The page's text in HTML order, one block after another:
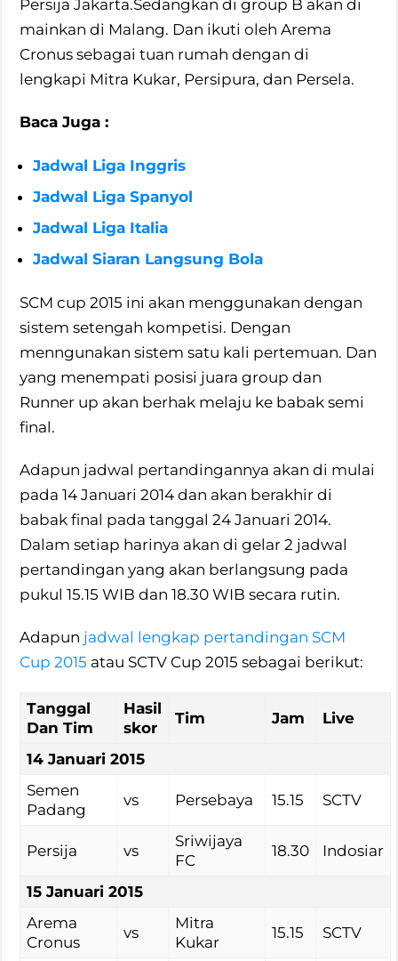
Persija Jakarta.Sedangkan di group B akan di
mainkan di Malang. Dan ikuti oleh Arema
Cronus sebagai tuan rumah dengan di
lengkapi Mitra Kukar, Persipura, dan Persela.
Baca Juga :
Jadwal Liga Inggris
Jadwal Liga Spanyol
Jadwal Liga Italia
Jadwal Siaran Langsung Bola
SCM cup 2015 ini akan menggunakan dengan
sistem setengah kompetisi. Dengan
menngunakan sistem satu kali pertemuan. Dan
yang menempati posisi juara group dan
Runner up akan berhak melaju ke babak semi
final.
Adapun jadwal pertandingannya akan di mulai
pada 14 Januari 2014 dan akan berakhir di
babak final pada tanggal 24 Januari 2014.
Dalam setiap harinya akan di gelar 2 jadwal
pertandingan yang akan berlangsung pada
pukul 15.15 WIB dan 18.30 WIB secara rutin.
Adapun jadwal lengkap pertandingan SCM
Cup 2015 atau SCTV Cup 2015 sebagai berikut:
Tanggal
Dan Tim
Hasil
skor
Tim Jam Live
14 Januari 2015
Semen
Padang
vs Persebaya 15.15 SCTV
Persija vs
Sriwijaya
FC
18.30 Indosiar
15 Januari 2015
Arema
Cronus
vs
Mitra
Kukar
15.15 SCTV